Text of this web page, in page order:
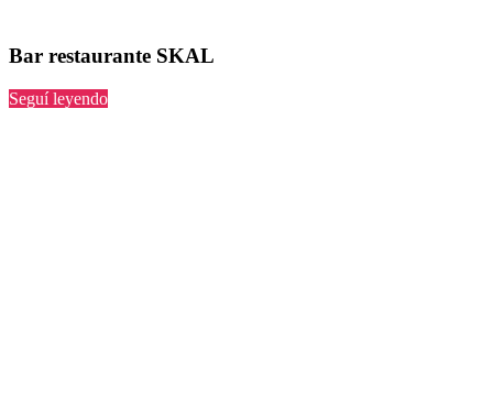
Bar restaurante SKAL
Seguí leyendo“SKAL”